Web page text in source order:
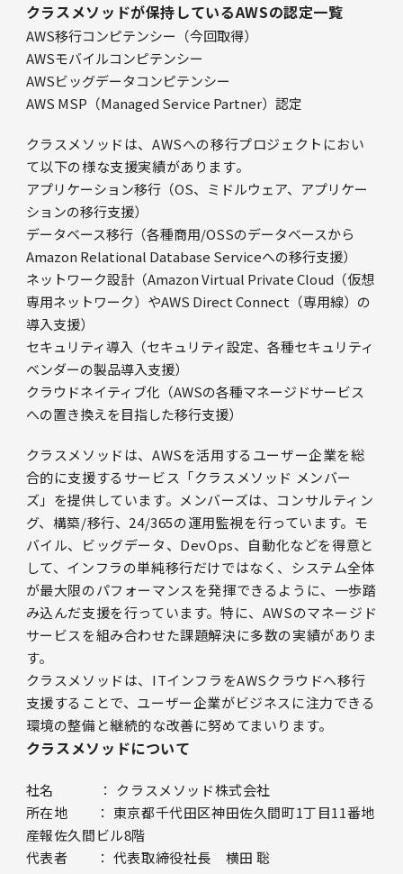
クラスメソッドが保持しているAWSの認定一覧
AWS移行コンピテンシー（今回取得）
AWSモバイルコンピテンシー
AWSビッグデータコンピテンシー
AWS MSP（Managed Service Partner）認定
クラスメソッドは、AWSへの移行プロジェクトにおい
て以下の様な支援実績があります。
アプリケーション移行（OS、ミドルウェア、アプリケー
ションの移行支援）
データベース移行（各種商用/OSSのデータベースから
Amazon Relational Database Serviceへの移行支援）
ネットワーク設計（Amazon Virtual Private Cloud（仮想
専用ネットワーク）やAWS Direct Connect（専用線）の
導入支援）
セキュリティ導入（セキュリティ設定、各種セキュリティ
ベンダーの製品導入支援）
クラウドネイティブ化（AWSの各種マネージドサービス
への置き換えを目指した移行支援）
クラスメソッドは、AWSを活用するユーザー企業を総
合的に支援するサービス「クラスメソッド メンバー
ズ」を提供しています。メンバーズは、コンサルティン
グ、構築/移行、24/365の運用監視を行っています。モ
バイル、ビッグデータ、DevOps、自動化などを得意と
して、インフラの単純移行だけではなく、システム全体
が最大限のパフォーマンスを発揮できるように、一歩踏
み込んだ支援を行っています。特に、AWSのマネージド
サービスを組み合わせた課題解決に多数の実績がありま
す。
クラスメソッドは、ITインフラをAWSクラウドへ移行
支援することで、ユーザー企業がビジネスに注力できる
環境の整備と継続的な改善に努めてまいります。
クラスメソッドについて
社名 ： クラスメソッド株式会社
所在地 ： 東京都千代田区神田佐久間町1丁目11番地
産報佐久間ビル8階
代表者 ： 代表取締役社長 横田 聡